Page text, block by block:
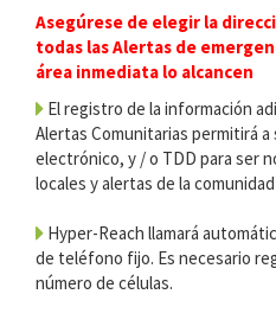
Asegúrese de elegir la
todas las Alertas de
área inmediata lo alcancen
El registro de la información
Alertas Comunitarias permitirá
electrónico, y / o TDD para ser
locales y alertas de la
Hyper-Reach llamará
de teléfono fijo. Es necesario
número de células.